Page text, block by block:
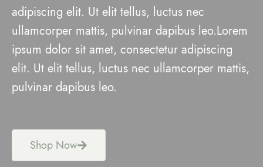
adipiscing elit. Ut elit tellus, luctus nec
ullamcorper mattis, pulvinar dapibus leo.Lorem
ipsum dolor sit amet, consectetur adipiscing
elit. Ut elit tellus, luctus nec ullamcorper mattis,
pulvinar dapibus leo.
Shop Now